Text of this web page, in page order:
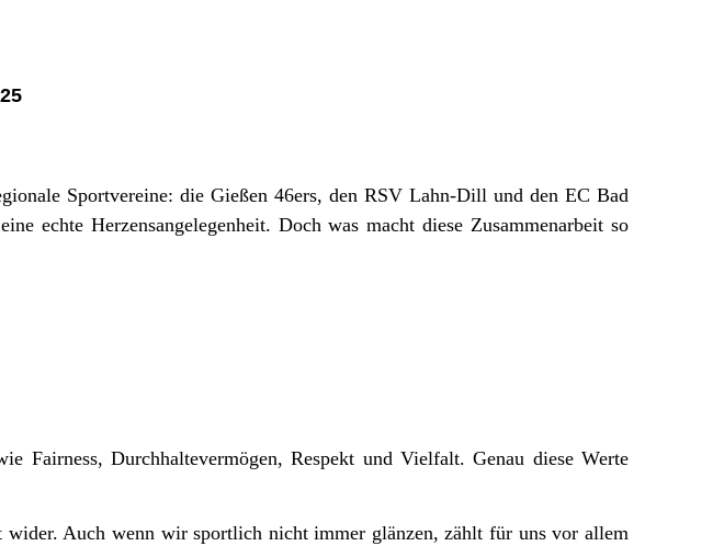
Sportvereine: die Gießen 46ers, den RSV Lahn-Dill und den EC Bad
echte Herzensangelegenheit. Doch was macht diese Zusammenarbeit so
Fairness, Durchhaltevermögen, Respekt und Vielfalt. Genau diese Werte
wider. Auch wenn wir sportlich nicht immer glänzen, zählt für uns vor allem